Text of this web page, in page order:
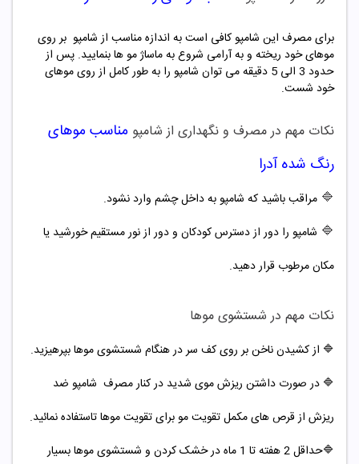
برای مصرف این شامپو کافی است به اندازه مناسب از شامپو بر روی
موهای خود ریخته و به آرامی شروع به ماساژ مو ها بنمایید. پس از
حدود 3 الی 5 دقیقه می توان شامپو را به طور کامل از روی موهای
خود شست.
نکات مهم در مصرف و نگهداری از شامپو مناسب موهای
رنگ شده آدرا
🔷 مراقب باشید که شامپو به داخل چشم وارد نشود.
🔷 شامپو را دور از دسترس کودکان و دور از نور مستقیم خورشید یا
مکان مرطوب قرار دهید.
نکات مهم در شستشوی موها
🔷 از کشیدن ناخن بر روی کف سر در هنگام شستشوی موها بپرهیزید.
🔷 در صورت داشتن ریزش موی شدید در کنار مصرف شامپو ضد
ریزش از قرص های مکمل تقویت مو برای تقویت موها تاستفاده نمائید.
🔷حداقل 2 هفته تا 1 ماه در خشک کردن و شستشوی موها بسیار